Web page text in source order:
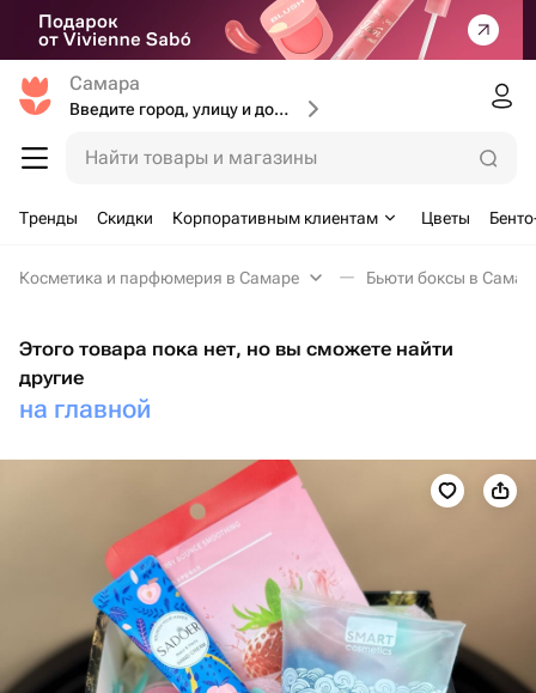
Самара
Введите город, улицу и дом доставки
Найти товары и магазины
Тренды Скидки Корпоративным клиентам Цветы
Косметика и парфюмерия в Самаре Бьюти боксы в
Этого товара пока нет, но вы сможете найти
другие
на главной